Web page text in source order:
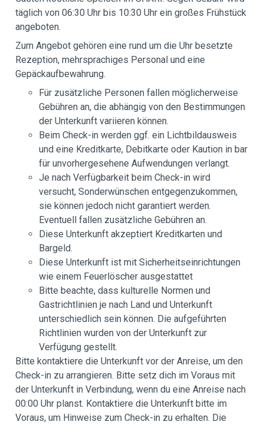
täglich von 06:30 Uhr bis 10:30 Uhr ein großes Frühstück
angeboten.
Zum Angebot gehören eine rund um die Uhr besetzte
Rezeption, mehrsprachiges Personal und eine
Gepäckaufbewahrung.
Für zusätzliche Personen fallen möglicherweise
Gebühren an, die abhängig von den Bestimmungen
der Unterkunft variieren können.
Beim Check-in werden ggf. ein Lichtbildausweis
und eine Kreditkarte, Debitkarte oder Kaution in bar
für unvorhergesehene Aufwendungen verlangt.
Je nach Verfügbarkeit beim Check-in wird
versucht, Sonderwünschen entgegenzukommen,
sie können jedoch nicht garantiert werden.
Eventuell fallen zusätzliche Gebühren an.
Diese Unterkunft akzeptiert Kreditkarten und
Bargeld.
Diese Unterkunft ist mit Sicherheitseinrichtungen
wie einem Feuerlöscher ausgestattet
Bitte beachte, dass kulturelle Normen und
Gastrichtlinien je nach Land und Unterkunft
unterschiedlich sein können. Die aufgeführten
Richtlinien wurden von der Unterkunft zur
Verfügung gestellt.
Bitte kontaktiere die Unterkunft vor der Anreise, um den
Check-in zu arrangieren. Bitte setz dich im Voraus mit
der Unterkunft in Verbindung, wenn du eine Anreise nach
00:00 Uhr planst. Kontaktiere die Unterkunft bitte im
Voraus, um Hinweise zum Check-in zu erhalten. Die